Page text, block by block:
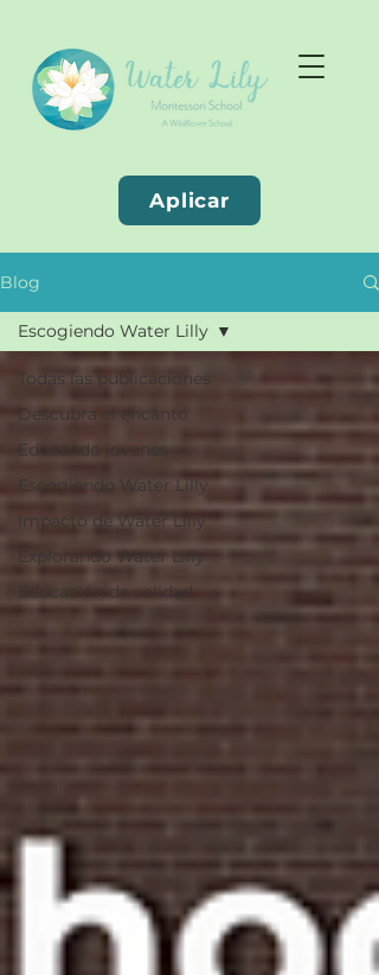
Aplicar
Blog
Todas las publicaciones
Descubra el encanto
Educando jovenes
Escogiendo Water Lilly
Impacto de Water Lilly
Explorando Water Lilly
Educación de calidad
Escogiendo Water Lilly